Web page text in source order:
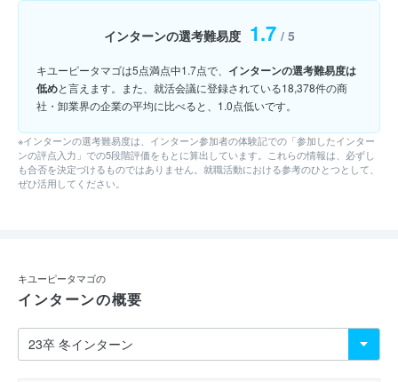
インターンの選考難易度 1.7 / 5
キユーピータマゴは5点満点中1.7点で、 インターンの選考難易度は
低めと言えます。また、就活会議に登録されている18,378件の商
社・卸業界の企業の平均に比べると、1.0点低いです。
※インターンの選考難易度は、インターン参加者の体験記での「参加したインター
ンの評点入力」での5段階評価をもとに算出しています。これらの情報は、必ずし
も合否を決定づけるものではありません。就職活動における参考のひとつとして、
ぜひ活用してください。
キユーピータマゴの
インターンの概要